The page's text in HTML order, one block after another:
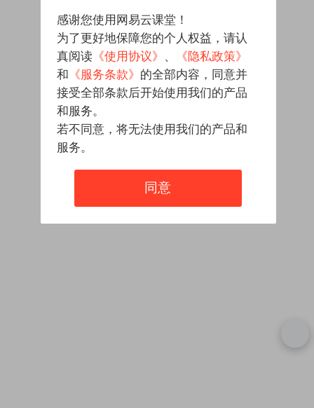
感谢您使用网易云课堂！
为了更好地保障您的个人权益，请认
真阅读 《使用协议》 、
《隐私政策》
和 《服务条款》 的全部内容，同意并
接受全部条款后开始使用我们的产品
和服务。
若不同意，将无法使用我们的产品和
服务。
同意